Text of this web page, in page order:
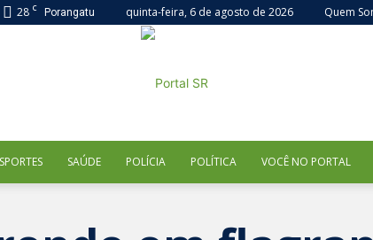
28 C Porangatu quinta-feira, 6 de agosto de 2026 Quem
SAÚDE POLÍCIA POLÍTICA VOCÊ NO PORTAL